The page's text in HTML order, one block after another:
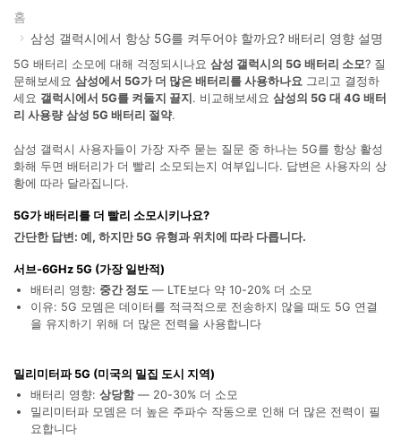
뉴스룸
플랜 및 가격
도움말 센터
폴 툴킷 보기 >
데스크탑
온라인
탐색 및 발견
사용 방법은 무엇입니까?
리소스
공식 설치 파일 및 최신 버전 업데이트를 제공
합니다.
리소스 허브
3,000개 이상의 사용 가이드, 전문가 팁 및 최
신 모바일 소식을 확인하세요.
고객 지원
🔓️온라인 잠금 해제
iOS26 다운그레이드
무료 다운로드
검색하기
홈
삼성 갤럭시에서 항상 5G를 켜두어야 할까요? 배터리 영향 설명
5G 배터리 소모에 대해 걱정되시나요 삼성 갤럭시의 5G 배터리 소모? 질
문해보세요 삼성에서 5G가 더 많은 배터리를 사용하나요 그리고 결정하
세요 갤럭시에서 5G를 켜둘지 끌지 . 비교해보세요 삼성의 5G 대 4G 배터
리 사용량 삼성 5G 배터리 절약.
삼성 갤럭시 사용자들이 가장 자주 묻는 질문 중 하나는 5G를 항상 활성
화해 두면 배터리가 더 빨리 소모되는지 여부입니다. 답변은 사용자의 상
황에 따라 달라집니다.
5G가 배터리를 더 빨리 소모시키나요?
간단한 답변: 예, 하지만 5G 유형과 위치에 따라 다릅니다.
서브-6GHz 5G (가장 일반적)
배터리 영향: 중간 정도— LTE보다 약 10-20% 더 소모
이유: 5G 모뎀은 데이터를 적극적으로 전송하지 않을 때도 5G 연결
을 유지하기 위해 더 많은 전력을 사용합니다
밀리미터파 5G (미국의 밀집 도시 지역)
배터리 영향: 상당함— 20-30% 더 소모
밀리미터파 모뎀은 더 높은 주파수 작동으로 인해 더 많은 전력이 필
요합니다